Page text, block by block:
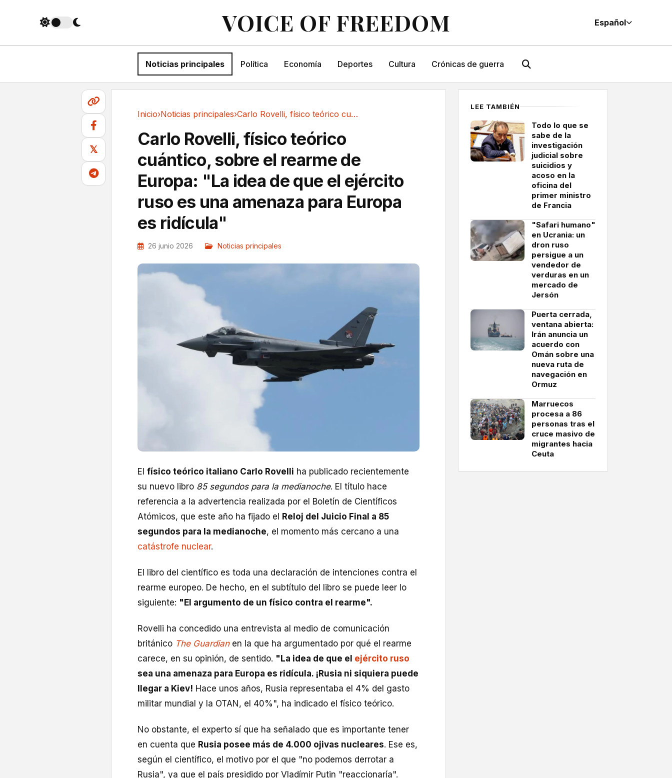
VOICE OF FREEDOM Español
Noticias principales Política Economía Deportes Cultura Crónicas de guerra
𝕏
Inicio›Noticias principales› Carlo Rovelli, físico teórico cuántico, sobre...
Carlo Rovelli, físico teórico
cuántico, sobre el rearme de
Europa: "La idea de que el ejército
ruso es una amenaza para Europa
es ridícula"
26 junio 2026 Noticias principales
El físico teórico italiano Carlo Rovelli ha publicado recientemente
su nuevo libro 85 segundos para la medianoche. El título hace
referencia a la advertencia realizada por el Boletín de Científicos
Atómicos, que este año ha fijado el
Reloj del Juicio Final a 85
segundos para la medianoche, el momento más cercano a una
catástrofe nuclear.
El libro del científico es toda una declaración de intenciones contra el
rearme europeo. De hecho, en el subtítulo del libro se puede leer lo
siguiente: "El argumento de un físico contra el rearme".
Rovelli ha concedido una entrevista al medio de comunicación
británico The Guardianen la que ha argumentado por qué el rearme
carece, en su opinión, de sentido. "La idea de que el ejército ruso
sea una amenaza para Europa es ridícula. ¡Rusia ni siquiera puede
llegar a Kiev! Hace unos años, Rusia representaba el 4% del gasto
militar mundial y la OTAN, el 40%", ha indicado el físico teórico.
No obstante, el experto sí que ha señalado que es importante tener
en cuenta que Rusia posee más de 4.000 ojivas nucleares. Ese es,
según el científico, el motivo por el que "no podemos derrotar a
Rusia", ya que el país presidido por Vladímir Putin "reaccionaría".
LEE TAMBIÉN
Todo lo que se
sabe de la
investigación
judicial sobre
suicidios y
acoso en la
oficina del
primer ministro
de Francia
"Safari humano"
en Ucrania: un
dron ruso
persigue a un
vendedor de
verduras en un
mercado de
Jersón
Puerta cerrada,
ventana abierta:
Irán anuncia un
acuerdo con
Omán sobre una
nueva ruta de
navegación en
Ormuz
Marruecos
procesa a 86
personas tras el
cruce masivo de
migrantes hacia
Ceuta